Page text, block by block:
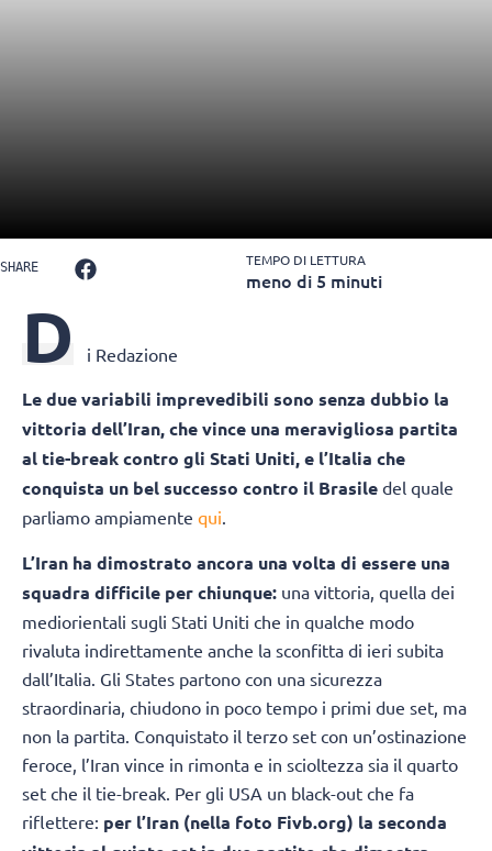
SHARE TEMPO DI LETTURA
meno di 5 minuti
D i Redazione
Le due variabili imprevedibili sono senza dubbio la
vittoria dell’Iran, che vince una meravigliosa partita
al tie-break contro gli Stati Uniti, e l’Italia che
conquista un bel successo contro il Brasile del quale
parliamo ampiamente qui.
L’Iran ha dimostrato ancora una volta di essere una
squadra difficile per chiunque: una vittoria, quella dei
mediorientali sugli Stati Uniti che in qualche modo
rivaluta indirettamente anche la sconfitta di ieri subita
dall’Italia. Gli States partono con una sicurezza
straordinaria, chiudono in poco tempo i primi due set, ma
non la partita. Conquistato il terzo set con un’ostinazione
feroce, l’Iran vince in rimonta e in scioltezza sia il quarto
set che il tie-break. Per gli USA un black-out che fa
riflettere: per l’Iran (nella foto Fivb.org) la seconda